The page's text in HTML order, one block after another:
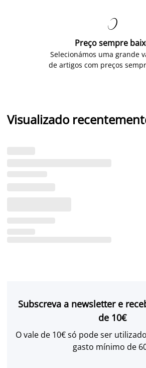

Preço sempre
Selecionámos uma grande
de artigos com preços
Visualizado
Subscreva a newsletter e
de 10€
O vale de 10€ só pode ser
gasto mínimo de